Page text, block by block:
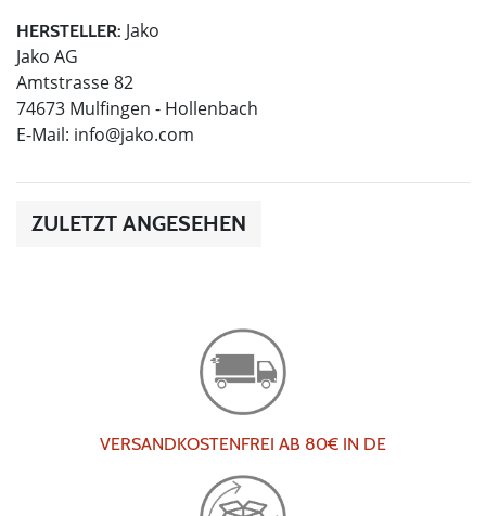
HERSTELLER: Jako
Jako AG
Amtstrasse 82
74673 Mulfingen - Hollenbach
E-Mail: info@jako.com
ZULETZT ANGESEHEN
VERSANDKOSTENFREI AB 80€ IN DE